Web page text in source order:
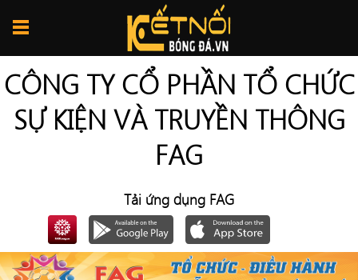
CÔNG TY CỔ PHẦN TỔ CHỨC
SỰ KIỆN VÀ TRUYỀN THÔNG
FAG
Tải ứng dụng FAG